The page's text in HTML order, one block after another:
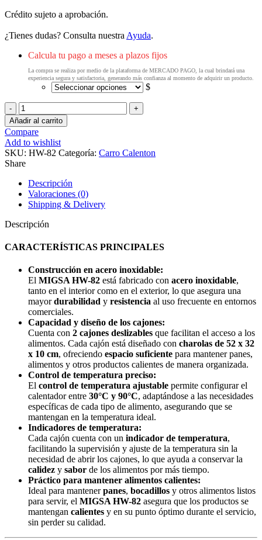
Crédito sujeto a aprobación.
¿Tienes dudas? Consulta nuestra Ayuda.
Calcula tu pago a meses a plazos fijos
La compra se realiza por medio de la plataforma de MERCADO PAGO, la cual brindará una
experiencia segura y satisfactoria, generando más confianza al momento de adquirir un producto.
$
Migsa
HW-
82
Calentador
de
alimentos
2
cajones
electrico
cantidad
Añadir al carrito
Compare
Add to wishlist
SKU: HW-82 Categoría: Carro Calenton
Share
Descripción
Valoraciones (0)
Shipping & Delivery
Descripción
CARACTERÍSTICAS PRINCIPALES
Construcción en acero inoxidable:
El MIGSA HW-82 está fabricado con acero inoxidable,
tanto en el interior como en el exterior, lo que asegura una
mayordurabilidad y resistencia al uso frecuente en entornos
comerciales.
Capacidad y diseño de los cajones:
Cuenta con 2 cajones deslizables que facilitan el acceso a los
alimentos. Cada cajón está diseñado con charolas de 52 x 32
x 10 cm, ofreciendo espacio suficiente para mantener panes,
alimentos y otros productos calientes de manera organizada.
Control de temperatura preciso:
El control de temperatura ajustable permite configurar el
calentador entre 30°C y 90°C, adaptándose a las necesidades
específicas de cada tipo de alimento, asegurando que se
mantengan en la temperatura ideal.
Indicadores de temperatura:
Cada cajón cuenta con un indicador de temperatura,
facilitando la supervisión y ajuste de la temperatura sin la
necesidad de abrir los cajones, lo que ayuda a conservar la
calidez y sabor de los alimentos por más tiempo.
Práctico para mantener alimentos calientes:
Ideal para mantenerpanes, bocadillos y otros alimentos listos
para servir, el MIGSA HW-82 asegura que los productos se
mantengan calientes y en su punto óptimo durante el servicio,
sin perder su calidad.